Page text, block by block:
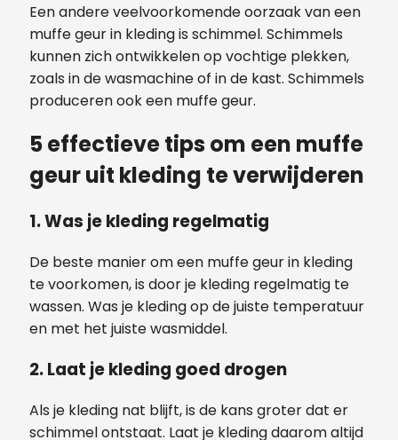
Een andere veelvoorkomende oorzaak van een
muffe geur in kleding is schimmel. Schimmels
kunnen zich ontwikkelen op vochtige plekken,
zoals in de wasmachine of in de kast. Schimmels
produceren ook een muffe geur.
5 effectieve tips om een muffe
geur uit kleding te verwijderen
1. Was je kleding regelmatig
De beste manier om een muffe geur in kleding
te voorkomen, is door je kleding regelmatig te
wassen. Was je kleding op de juiste temperatuur
en met het juiste wasmiddel.
2. Laat je kleding goed drogen
Als je kleding nat blijft, is de kans groter dat er
schimmel ontstaat. Laat je kleding daarom altijd